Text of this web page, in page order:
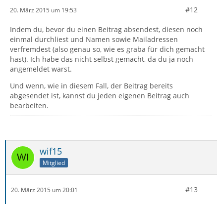
20. März 2015 um 19:53 #12
Indem du, bevor du einen Beitrag absendest, diesen noch
einmal durchliest und Namen sowie Mailadressen
verfremdest (also genau so, wie es graba für dich gemacht
hast). Ich habe das nicht selbst gemacht, da du ja noch
angemeldet warst.
Und wenn, wie in diesem Fall, der Beitrag bereits
abgesendet ist, kannst du jeden eigenen Beitrag auch
bearbeiten.
wif15
Mitglied
20. März 2015 um 20:01 #13